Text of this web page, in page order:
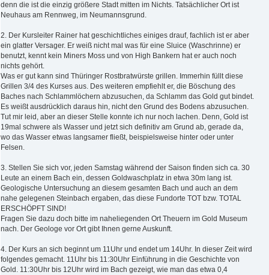
denn die ist die einzig größere Stadt mitten im Nichts. Tatsächlicher Ort ist
Neuhaus am Rennweg, im Neumannsgrund.
2. Der Kursleiter Rainer hat geschichtliches einiges drauf, fachlich ist er aber
ein glatter Versager. Er weiß nicht mal was für eine Sluice (Waschrinne) er
benutzt, kennt kein Miners Moss und von High Bankern hat er auch noch
nichts gehört.
Was er gut kann sind Thüringer Rostbratwürste grillen. Immerhin füllt diese
Grillen 3/4 des Kurses aus. Des weiteren empfiehlt er, die Böschung des
Baches nach Schlammlöchern abzusuchen, da Schlamm das Gold gut bindet.
Es weißt ausdrücklich daraus hin, nicht den Grund des Bodens abzusuchen.
Tut mir leid, aber an dieser Stelle konnte ich nur noch lachen. Denn, Gold ist
19mal schwere als Wasser und jetzt sich definitiv am Grund ab, gerade da,
wo das Wasser etwas langsamer fließt, beispielsweise hinter oder unter
Felsen.
3. Stellen Sie sich vor, jeden Samstag während der Saison finden sich ca. 30
Leute an einem Bach ein, dessen Goldwaschplatz in etwa 30m lang ist.
Geologische Untersuchung an diesem gesamten Bach und auch an dem
nahe gelegenen Steinbach ergaben, das diese Fundorte TOT bzw. TOTAL
ERSCHÖPFT SIND!
Fragen Sie dazu doch bitte im naheliegenden Ort Theuern im Gold Museum
nach. Der Geologe vor Ort gibt Ihnen gerne Auskunft.
4. Der Kurs an sich beginnt um 11Uhr und endet um 14Uhr. In dieser Zeit wird
folgendes gemacht. 11Uhr bis 11:30Uhr Einführung in die Geschichte von
Gold. 11:30Uhr bis 12Uhr wird im Bach gezeigt, wie man das etwa 0,4